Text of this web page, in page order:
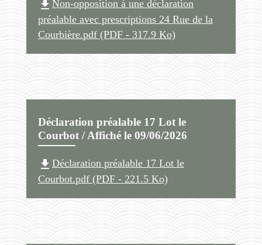
file_download Non-opposition à une déclaration
préalable avec prescriptions 24 Rue de la
Courbière.pdf (PDF - 317.9 Ko)
Déclaration préalable 17 Lot le
Courbot / Affiché le 09/06/2026
file_download Déclaration préalable 17 Lot le
Courbot.pdf (PDF - 221.5 Ko)